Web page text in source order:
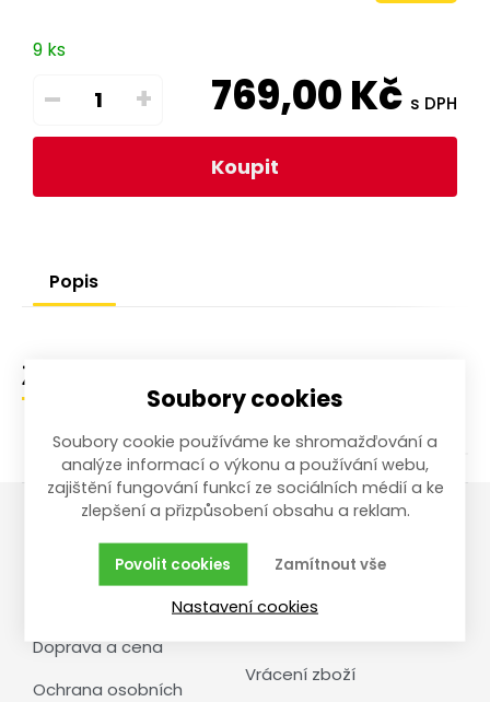
9 ks
– + 769,00Kč s DPH
Koupit
Popis
Zařazení zboží
Vše o nákupu
Obchodní podmínky
Doprava a cena
Ochrana osobních
Reklamace,
vrácení, servis
Vrácení zboží
Soubory cookies
Soubory cookie používáme ke shromažďování a
analýze informací o výkonu a používání webu,
zajištění fungování funkcí ze sociálních médií a ke
zlepšení a přizpůsobení obsahu a reklam.
Zamítnout vše
Povolit cookies
Nastavení cookies